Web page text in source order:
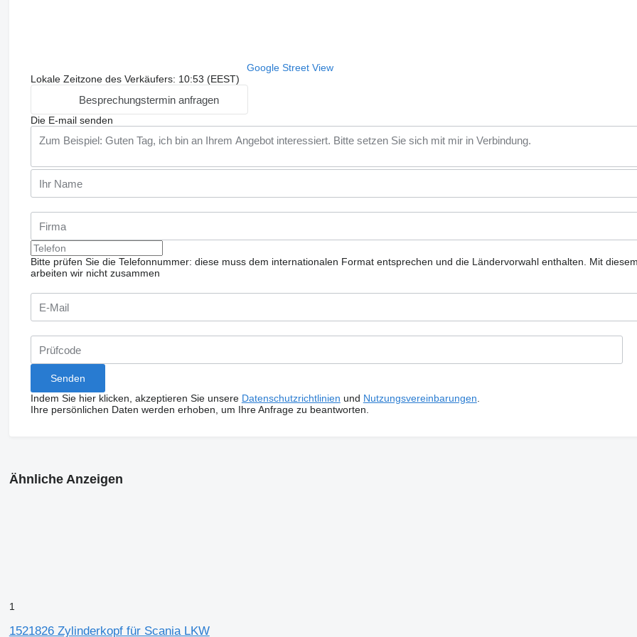
Google Street View
Lokale Zeitzone des Verkäufers: 10:53 (EEST)
Besprechungstermin anfragen
Die E-mail senden
Bitte prüfen Sie die Telefonnummer: diese muss dem internationalen Format entsprechen und die Ländervorwahl enthalten.
Mit
arbeiten wir nicht zusammen
Indem Sie hier klicken, akzeptieren Sie unsere Datenschutzrichtlinien und Nutzungsvereinbarungen
Ihre persönlichen Daten werden erhoben, um Ihre Anfrage zu beantworten.
Ähnliche Anzeigen
1
1521826 Zylinderkopf für Scania LKW